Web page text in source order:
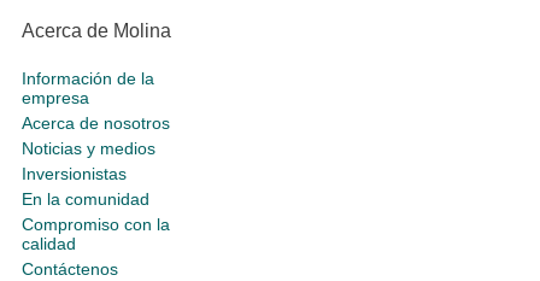
Acerca de Molina
Información de la
empresa
Acerca de nosotros
Noticias y medios
Inversionistas
En la comunidad
Compromiso con la
calidad
Contáctenos